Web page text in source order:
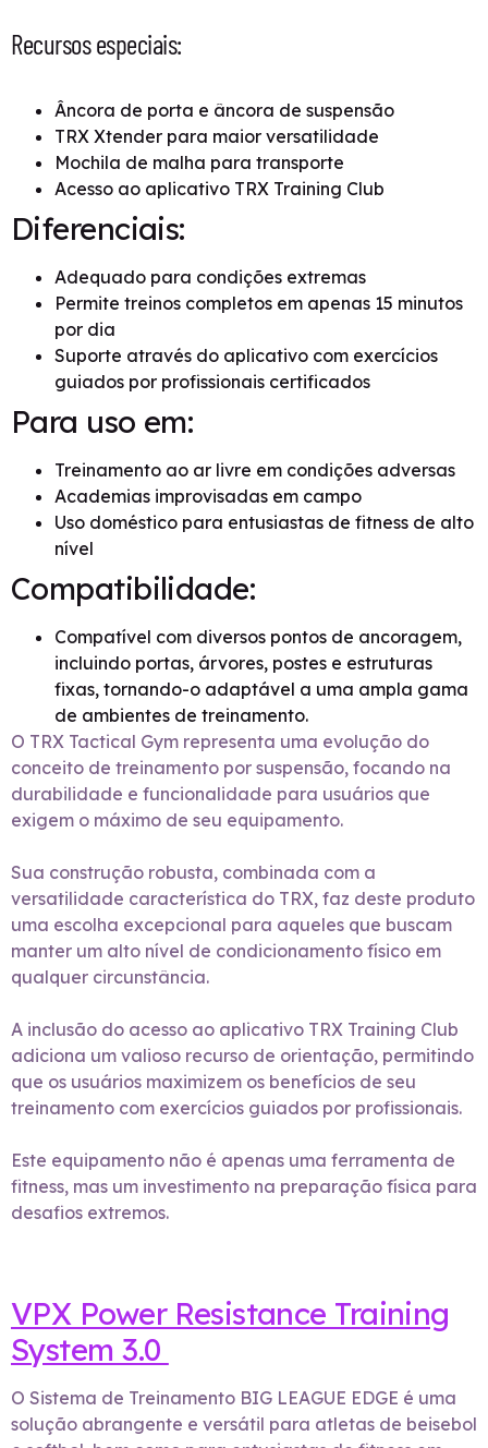
Recursos especiais:
Âncora de porta e âncora de suspensão
TRX Xtender para maior versatilidade
Mochila de malha para transporte
Acesso ao aplicativo TRX Training Club
Diferenciais:
Adequado para condições extremas
Permite treinos completos em apenas 15 minutos
por dia
Suporte através do aplicativo com exercícios
guiados por profissionais certificados
Para uso em:
Treinamento ao ar livre em condições adversas
Academias improvisadas em campo
Uso doméstico para entusiastas de fitness de alto
nível
Compatibilidade:
Compatível com diversos pontos de ancoragem,
incluindo portas, árvores, postes e estruturas
fixas, tornando-o adaptável a uma ampla gama
de ambientes de treinamento.
O TRX Tactical Gym representa uma evolução do
conceito de treinamento por suspensão, focando na
durabilidade e funcionalidade para usuários que
exigem o máximo de seu equipamento.
Sua construção robusta, combinada com a
versatilidade característica do TRX, faz deste produto
uma escolha excepcional para aqueles que buscam
manter um alto nível de condicionamento físico em
qualquer circunstância.
A inclusão do acesso ao aplicativo TRX Training Club
adiciona um valioso recurso de orientação, permitindo
que os usuários maximizem os benefícios de seu
treinamento com exercícios guiados por profissionais.
Este equipamento não é apenas uma ferramenta de
fitness, mas um investimento na preparação física para
desafios extremos.
VPX Power Resistance Training
System 3.0
O Sistema de Treinamento BIG LEAGUE EDGE é uma
solução abrangente e versátil para atletas de beisebol